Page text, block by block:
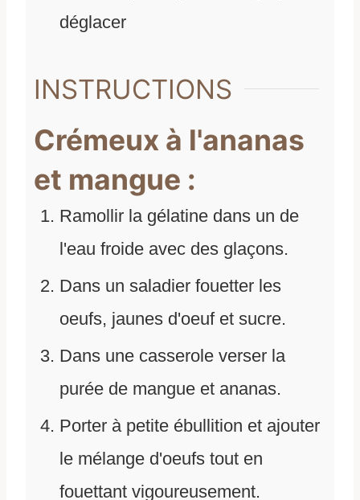
déglacer
INSTRUCTIONS
Crémeux à l'ananas
et mangue :
Ramollir la gélatine dans un de
l'eau froide avec des glaçons.
Dans un saladier fouetter les
oeufs, jaunes d'oeuf et sucre.
Dans une casserole verser la
purée de mangue et ananas.
Porter à petite ébullition et ajouter
le mélange d'oeufs tout en
fouettant vigoureusement.